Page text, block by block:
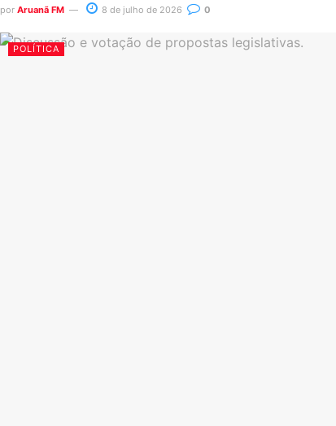
por Aruanã FM 8 de julho de 2026 0
POLÍTICA